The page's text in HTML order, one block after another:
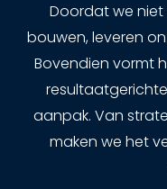
Doordat we
bouwen, leveren
Bovendien vormt
aanpak. Van
maken we het